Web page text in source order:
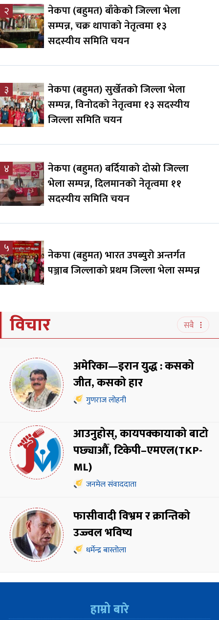
२
नेकपा (बहुमत) बाँकेको जिल्ला भेला
सम्पन्न, चक्र थापाको नेतृत्वमा १३
सदस्यीय समिति चयन
३
नेकपा (बहुमत) सुर्खेतको जिल्ला भेला
सम्पन्न, विनोदको नेतृत्वमा १३ सदस्यीय
जिल्ला समिति चयन
४
नेकपा (बहुमत) बर्दियाको दोस्रो जिल्ला
भेला सम्पन्न, दिलमानको नेतृत्वमा ११
सदस्यीय समिति चयन
५
नेकपा (बहुमत) भारत उपब्युरो अन्तर्गत
पञ्जाब जिल्लाको प्रथम जिल्ला भेला सम्पन्न
विचार सबै
अमेरिका—इरान युद्ध : कसको
जीत, कसको हार
गुणराज लोहनी
आउनुहोस्, कायपक्कायाको बाटो
पछ्याऔँ, टिकेपी–एमएल(TKP-
ML)
जनमेल संवाददाता
फासीवादी विभ्रम र क्रान्तिको
उज्ज्वल भविष्य
धर्मेन्द्र बास्तोला
हाम्रो बारे